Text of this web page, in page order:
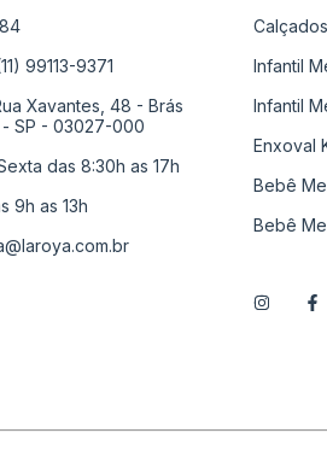
99113-9371
Xavantes, 48 - Brás
- SP - 03027-000
das 8:30h as 17h
9h as 13h
Calçados
Infantil
Infantil
Enxoval
Bebê
Bebê